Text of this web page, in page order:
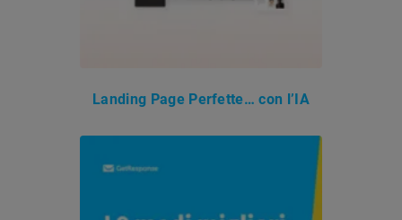
Landing Page Perfette… con l’IA